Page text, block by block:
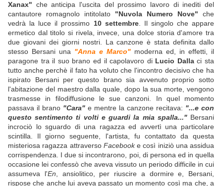
Xanax" che anticipa l'uscita del prossimo lavoro di inediti del
cantautore romagnolo intitolato "Nuvola Numero Nove" che
vedrà la luce il prossimo 10 settembre. Il singolo che appare
ermetico dal titolo si rivela, invece, una dolce storia d'amore tra
due giovani dei giorni nostri. La canzone è stata definita dallo
stesso Bersani una "Anna e Marco" moderna ed, in effetti, il
paragone tra il suo brano ed il capolavoro di Lucio Dallaci sta
tutto anche perchè il fato ha voluto che l'incontro decisivo che ha
ispirato Bersani per questo brano sia avvenuto proprio sotto
l'abitazione del maestro dalla quale, dopo la sua morte, vengono
trasmesse in filodiffusione le sue canzoni. In quel momento
passava il brano "Cara" e mentre la canzone recitava: "...e con
questo sentimento ti volti e guardi la mia spalla..."Bersani
incrociò lo sguardo di una ragazza ed avvertì una particolare
scintilla. Il giorno seguente, l'artista, fu contattato da questa
misteriosa ragazza attraverso Facebooke così iniziò una assidua
corrispendenza. I due si incontrarono, poi, di persona ed in quella
occasione lei confessò che aveva vissuto un periodo difficile in cui
assumeva l'En , ansiolitico, per riuscire a dormire e, Bersani,
rispose che anche lui aveva passato un momento così ma che, a